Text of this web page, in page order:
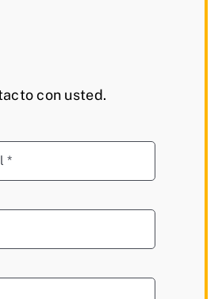
con usted.